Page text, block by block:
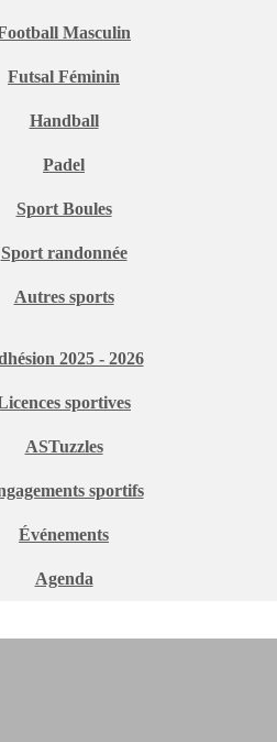
Masculin
Futsal Féminin
Handball
Padel
Sport Boules
Sport randonnée
Autres sports
2025 - 2026
sportives
ASTuzzles
sportifs
Événements
Agenda